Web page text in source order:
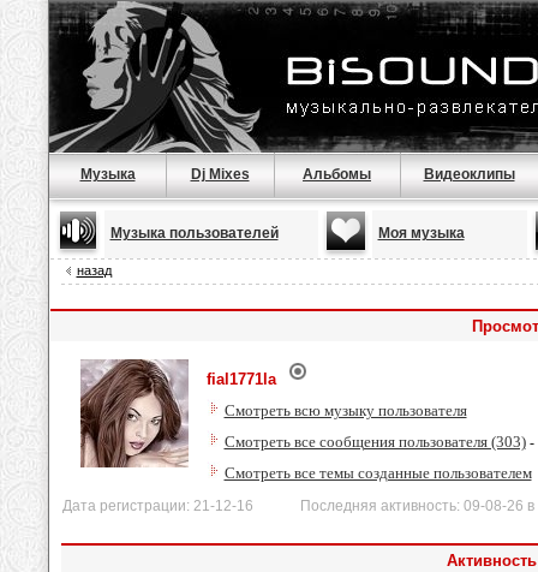
Музыка Dj Mixes Альбомы Видеоклипы
Музыка пользователей Моя музыка
назад
fial1771la
Смотреть всю музыку пользователя
Смотреть все сообщения пользователя (303)-
Смотреть все темы созданные пользователем
Дата регистрации: 21-12-16 Последняя активность: 09-08-26 в